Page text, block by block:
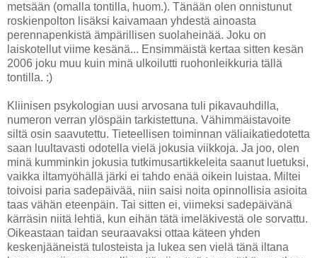
metsään (omalla tontilla, huom.). Tänään olen onnistunut
roskienpolton lisäksi kaivamaan yhdestä ainoasta
perennapenkistä ämpärillisen suolaheinää. Joku on
laiskotellut viime kesänä... Ensimmäistä kertaa sitten kesän
2006 joku muu kuin minä ulkoilutti ruohonleikkuria tällä
tontilla. :)
Kliinisen psykologian uusi arvosana tuli pikavauhdilla,
numeron verran ylöspäin tarkistettuna. Vähimmäistavoite
siltä osin saavutettu. Tieteellisen toiminnan väliaikatiedotetta
saan luultavasti odotella vielä jokusia viikkoja. Ja joo, olen
minä kumminkin jokusia tutkimusartikkeleita saanut luetuksi,
vaikka iltamyöhällä järki ei tahdo enää oikein luistaa. Miltei
toivoisi paria sadepäivää, niin saisi noita opinnollisia asioita
taas vähän eteenpäin. Tai sitten ei, viimeksi sadepäivänä
kärräsin niitä lehtiä, kun eihän tätä imeläkivestä ole sorvattu.
Oikeastaan taidan seuraavaksi ottaa käteen yhden
keskenjääneistä tulosteista ja lukea sen vielä tänä iltana